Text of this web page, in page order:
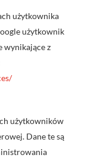
użytkownika
użytkownik
wynikające z
użytkowników
Dane te są